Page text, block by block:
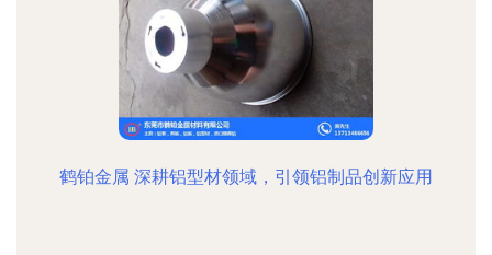
鹤铂金属 深耕铝型材领域，引领铝制品创新应用